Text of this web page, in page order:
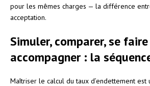
pour les mêmes charges — la différence
acceptation.
Simuler, comparer, se faire
accompagner : la
Maîtriser le calcul du taux d’endettement est